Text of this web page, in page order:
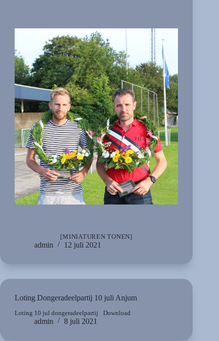
[MINIATUREN TONEN]
admin 12 juli 2021
Loting Dongeradeelpartij 10 juli Anjum
Loting 10 jul dongeradeelpartij Download
admin 8 juli 2021